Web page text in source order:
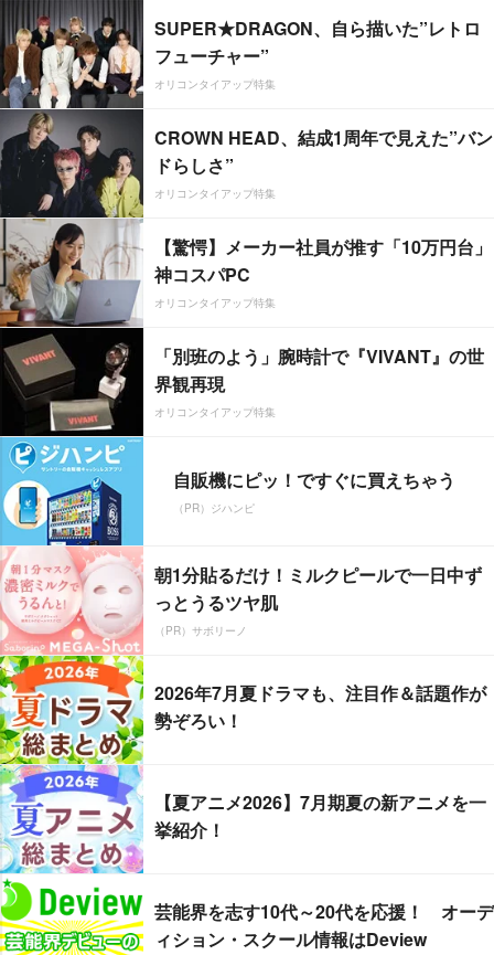
SUPER★DRAGON、自ら描いた”レトロ
フューチャー”
オリコンタイアップ特集
CROWN HEAD、結成1周年で見えた”バン
ドらしさ”
オリコンタイアップ特集
【驚愕】メーカー社員が推す「10万円台」
神コスパPC
オリコンタイアップ特集
「別班のよう」腕時計で『VIVANT』の世
界観再現
オリコンタイアップ特集
自販機にピッ！ですぐに買えちゃう
（PR）ジハンピ
朝1分貼るだけ！ミルクピールで一日中ず
っとうるツヤ肌
（PR）サボリーノ
2026年7月夏ドラマも、注目作＆話題作が
勢ぞろい！
【夏アニメ2026】7月期夏の新アニメを一
挙紹介！
芸能界を志す10代～20代を応援！ オーデ
ィション・スクール情報はDeview